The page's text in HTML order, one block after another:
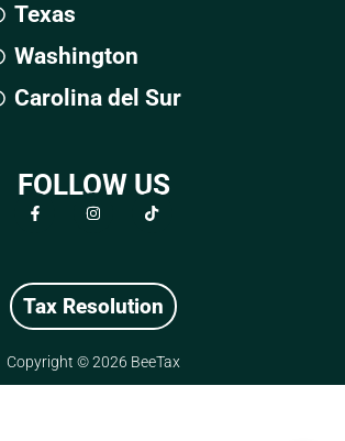
Texas
Washington
Carolina del Sur
FOLLOW US
F
a
k
I
n
a
T
i
Tax Resolution
Copyright © 2026 BeeTax